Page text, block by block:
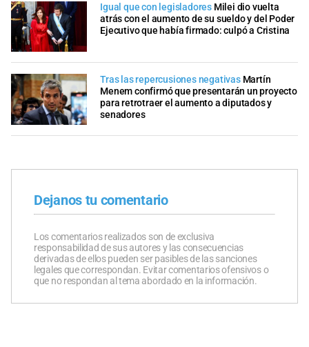
Igual que con legisladores Milei dio vuelta
atrás con el aumento de su sueldo y del Poder
Ejecutivo que había firmado: culpó a Cristina
Tras las repercusiones negativas Martín
Menem confirmó que presentarán un proyecto
para retrotraer el aumento a diputados y
senadores
Dejanos tu comentario
Los comentarios realizados son de exclusiva
responsabilidad de sus autores y las consecuencias
derivadas de ellos pueden ser pasibles de las sanciones
legales que correspondan. Evitar comentarios ofensivos o
que no respondan al tema abordado en la información.